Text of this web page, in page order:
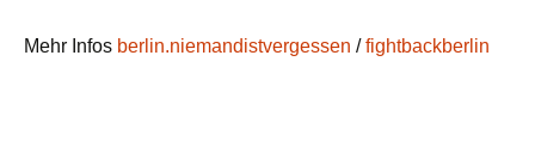
Mehr Infos berlin.niemandistvergessen /fightbackberlin